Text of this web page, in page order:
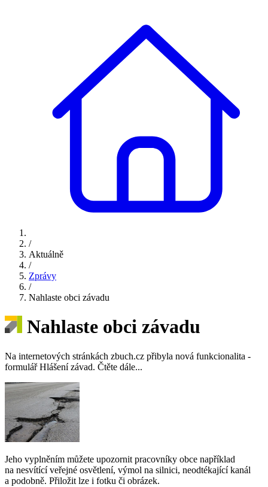
/
Aktuálně
/
Zprávy
/
Nahlaste obci závadu
Nahlaste obci závadu
Na internetových stránkách zbuch.cz přibyla nová funkcionalita -
formulář Hlášení závad. Čtěte dále...
Jeho vyplněním můžete upozornit pracovníky obce například
na nesvítící veřejné osvětlení, výmol na silnici, neodtékající kanál
a podobně. Přiložit lze i fotku či obrázek.